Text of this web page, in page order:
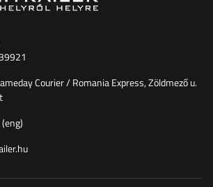
Courier / Romania Express, Zöldmező u.